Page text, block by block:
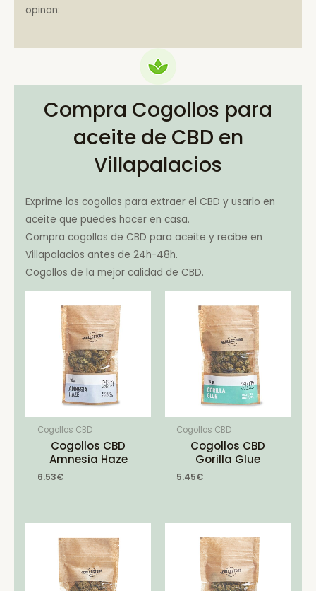
opinan:
Compra Cogollos para
aceite de CBD en
Villapalacios
Exprime los cogollos para extraer el CBD y usarlo en
aceite que puedes hacer en casa.
Compra cogollos de CBD para aceite y recibe en
Villapalacios antes de 24h-48h.
Cogollos de la mejor calidad de CBD.
Cogollos CBD
Cogollos CBD
Amnesia Haze
6.53€
Cogollos CBD
Cogollos CBD
Gorilla Glue
5.45€